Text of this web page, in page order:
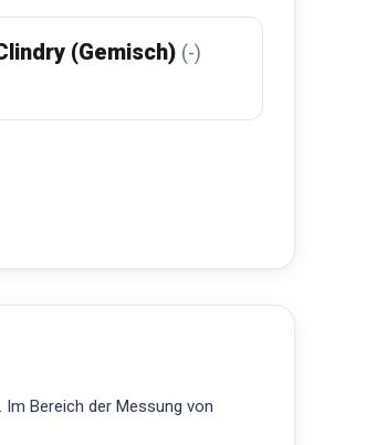
(Gemisch) (-)
Bereich der Messung von